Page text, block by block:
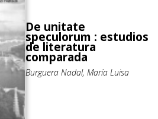
De unitate
speculorum : estudios
de literatura
comparada
Burguera Nadal, María Luisa